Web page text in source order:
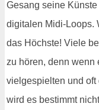
Gesang seine
digitalen Midi-Loops.
das Höchste! Viele
zu hören, denn wenn
vielgespielten und
wird es bestimmt